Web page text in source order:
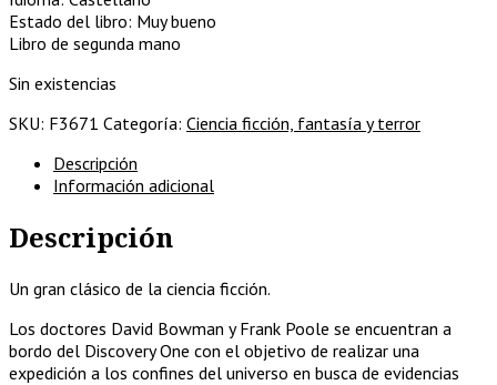
Estado del libro: Muy bueno
Libro de segunda mano
Sin existencias
SKU: F3671 Categoría: Ciencia ficción, fantasía y terror
Descripción
Información adicional
Descripción
Un gran clásico de la ciencia ficción.
Los doctores David Bowman y Frank Poole se encuentran a
bordo del Discovery One con el objetivo de realizar una
expedición a los confines del universo en busca de evidencias